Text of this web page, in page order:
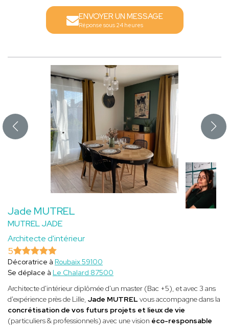
ENVOYER UN MESSAGE
Réponse sous 24 heures
Jade MUTREL
MUTREL JADE
Architecte d'intérieur
5
Décoratrice à Roubaix 59100
Se déplace à Le Chalard 87500
Architecte d'intérieur diplômée d'un master (Bac +5), et avec 3 ans
d'expérience près de Lille, Jade MUTRELvous accompagne dans la
concrétisation de vos futurs projets et lieux de vie
(particuliers & professionnels) avec une vision éco-responsable